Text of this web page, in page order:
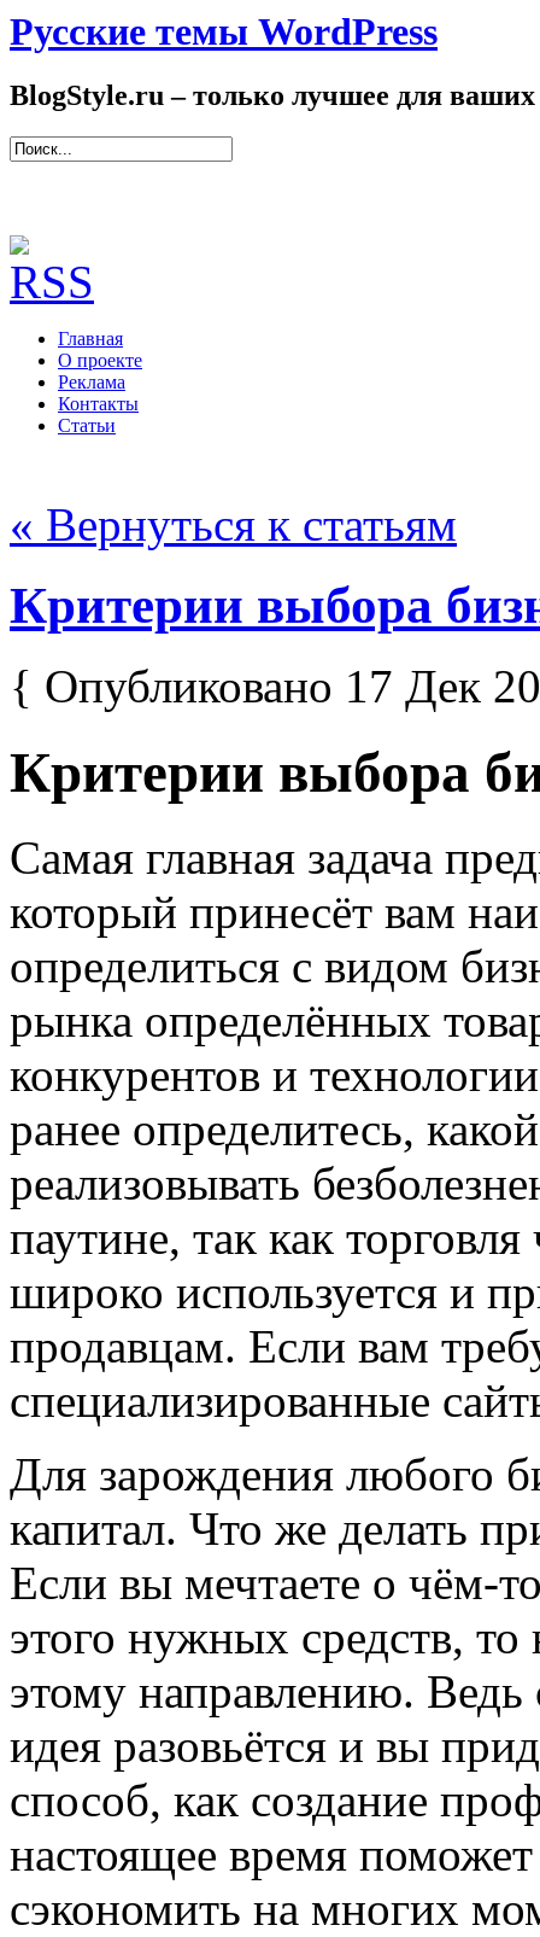
Русские темы WordPress
BlogStyle.ru – только лучшее для ваших
Главная
О проекте
Реклама
Контакты
Статьи
« Вернуться к статьям
Критерии выбора
{ Опубликовано 17 Дек
Критерии выбора
Самая главная задача
который принесёт вам
определиться с видом
рынка определённых
конкурентов и
ранее определитесь,
реализовывать
паутине, так как
широко используется и
продавцам. Если вам
специализированные
Для зарождения любого
капитал. Что же делать
Если вы мечтаете о чём-
этого нужных средств,
этому направлению.
идея разовьётся и вы
способ, как создание
настоящее время
сэкономить на многих